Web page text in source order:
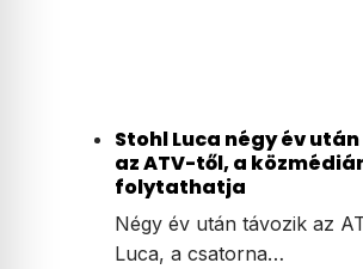
Stohl Luca négy év
az ATV-től, a
folytathatja
Négy év után távozik az
Luca, a csatorna…